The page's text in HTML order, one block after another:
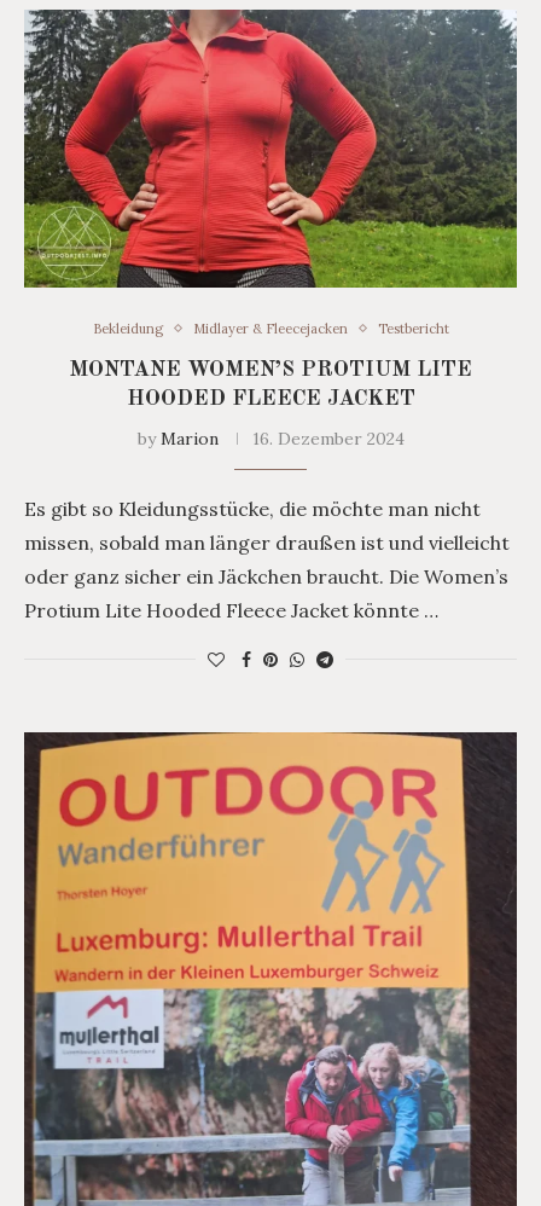
Bekleidung Midlayer & Fleecejacken Testbericht
MONTANE WOMEN’S PROTIUM LITE
HOODED FLEECE JACKET
byMarion 16. Dezember 2024
Es gibt so Kleidungsstücke, die möchte man nicht
missen, sobald man länger draußen ist und vielleicht
oder ganz sicher ein Jäckchen braucht. Die Women’s
Protium Lite Hooded Fleece Jacket könnte …